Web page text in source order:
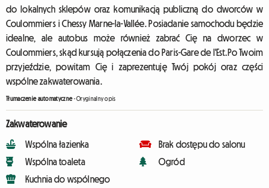
do lokalnych sklepów oraz komunikacją publiczną do dworców w
Coulommiers i Chessy Marne-la-Vallée. Posiadanie samochodu będzie
idealne, ale autobus może również zabrać Cię na dworzec w
Coulommiers, skąd kursują połączenia do Paris-Gare de l'Est.Po Twoim
przyjeździe, powitam Cię i zaprezentuję Twój pokój oraz części
wspólne zakwaterowania.
Tłumaczenie automatyczne-Oryginalny opis
Zakwaterowanie
Wspólna łazienka
Wspólna toaleta
Kuchnia do wspólnego
Brak dostępu do salonu
Ogród